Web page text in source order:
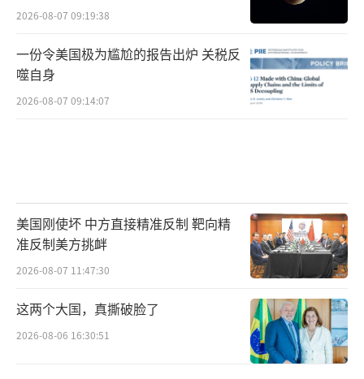
2026-08-07 09:19:38
一份令美国极为尴尬的报告出炉 关税反
噬自身
2026-08-07 09:14:07
美国刚使坏 中方直接精准反制 靶向精
准反制美方挑衅
2026-08-07 11:47:30
这两个大国，真撕破脸了
2026-08-06 16:30:51